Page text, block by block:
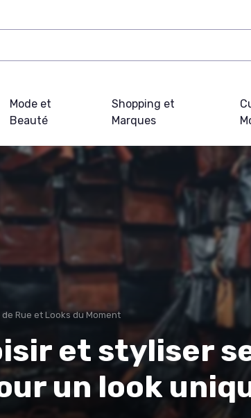
Mode et
Beauté
Shopping et
Marques
Rue et Looks du Moment
et styliser
un look